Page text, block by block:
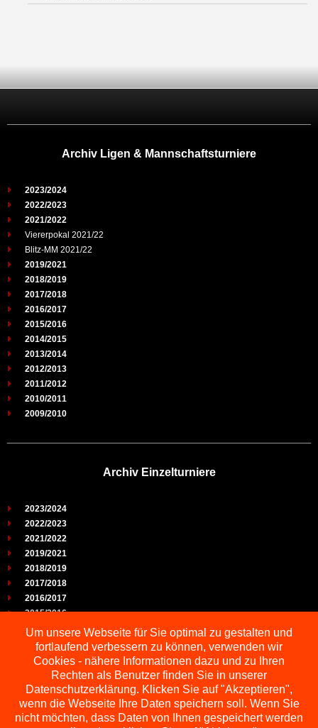
Archiv Ligen & Mannschaftsturniere
2023/2024
2022/2023
2021/2022
Viererpokal 2021/22
Blitz-MM 2021/22
2019/2021
2018/2019
2017/2018
2016/2017
2015/2016
2014/2015
2013/2014
2012/2013
2011/2012
2010/2011
2009/2010
Archiv Einzelturniere
2023/2024
2022/2023
2021/2022
2019/2021
2018/2019
2017/2018
2016/2017
2015/2016
2014/2015
2013/2014
2012/2013
2011/2012
2010/2011
2009/2010
Um unsere Webseite für Sie optimal zu gestalten und
fortlaufend verbessern zu können, verwenden wir
Cookies - nähere Informationen dazu und zu Ihren
Rechten als Benutzer finden Sie in unserer
Datenschutzerklärung. Klicken Sie auf "Akzeptieren",
wenn die Webseite Ihre Daten speichern soll. Wenn Sie
nicht möchten, dass Daten von Ihnen gespeichert werden